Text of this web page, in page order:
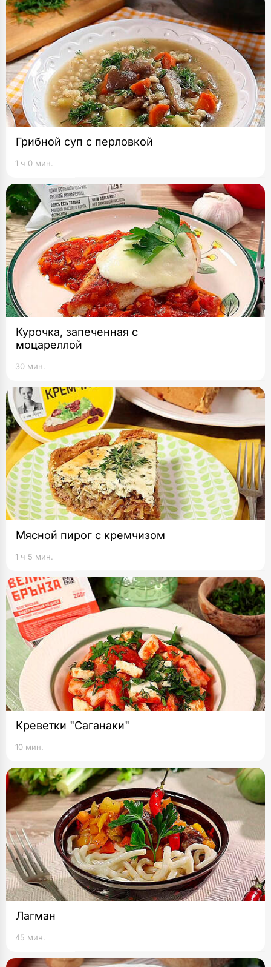
Грибной суп с перловкой
1 ч 0 мин.
Курочка, запеченная с
моцареллой
30 мин.
Мясной пирог с кремчизом
1 ч 5 мин.
Креветки "Саганаки"
10 мин.
Лагман
45 мин.